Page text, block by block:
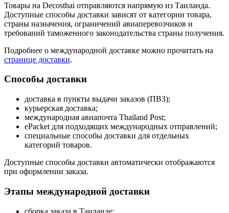
Товары на Decosthai отправляются напрямую из Таиланда.
Доступные способы доставки зависят от категории товара,
страны назначения, ограничений авиаперевозчиков и
требований таможенного законодательства страны получения.
Подробнее о международной доставке можно прочитать на
странице доставки.
Способы доставки
доставка в пункты выдачи заказов (ПВЗ);
курьерская доставка;
международная авиапочта Thailand Post;
ePacket для подходящих международных отправлений;
специальные способы доставки для отдельных
категорий товаров.
Доступные способы доставки автоматически отображаются
при оформлении заказа.
Этапы международной доставки
сборка заказа в Таиланде;